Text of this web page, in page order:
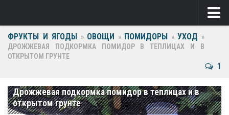
Ягоды
Виноград
Крыжовник
ФРУКТЫ И ЯГОДЫ » ОВОЩИ » ПОМИДОРЫ » УХОД »
ДРОЖЖЕВАЯ ПОДКОРМКА ПОМИДОР В ТЕПЛИЦАХ И В
ОТКРЫТОМ ГРУНТЕ
1
Дрожжевая подкормка помидор в теплицах и в
открытом грунте